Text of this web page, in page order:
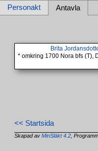
Personakt Antavla
Brita
* omkring 1700 Nora bfs (T),
<< Startsida
Skapad avMinSläkt 4.2 ,